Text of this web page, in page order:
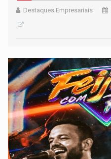
Destaques Empresariais